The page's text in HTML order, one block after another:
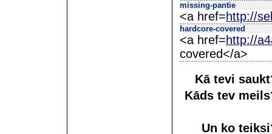
missing-pantie
<a href=http://
hardcore-covered
<a href=http://
covered</a>
Kā tevi
Kāds tev
Un ko